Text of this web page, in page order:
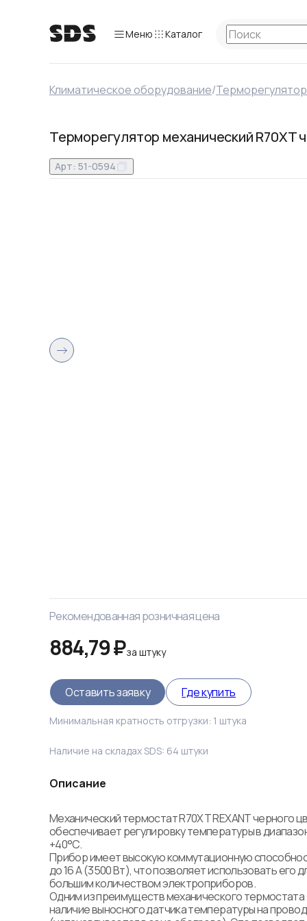
Меню Каталог
Климатическое оборудование/
Терморегулятор механический R70XT
Арт: 51-0594
Рекомендованная розничная цена
884,79 ₽за штуку
Оставить заявку Где купить
Минимальная кратность отгрузки: 1 штука
Наличие на складах SDS: 64 штуки
Описание
Механический термостат R70XT REXANT черного
обеспечивает регулировку температуры в
+40°C.
Прибор имеет высокую коммутационную
до 16 А (3500 Вт), что позволяет использовать его
большим количеством электроприборов.
Одним из преимуществ механического термостата
наличие выносного датчика температуры на